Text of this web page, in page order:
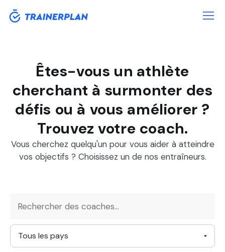
Êtes-vous un athlète
cherchant à surmonter des
défis ou à vous améliorer ?
Trouvez votre coach.
Vous cherchez quelqu'un pour vous aider à atteindre
vos objectifs ? Choisissez un de nos entraîneurs.